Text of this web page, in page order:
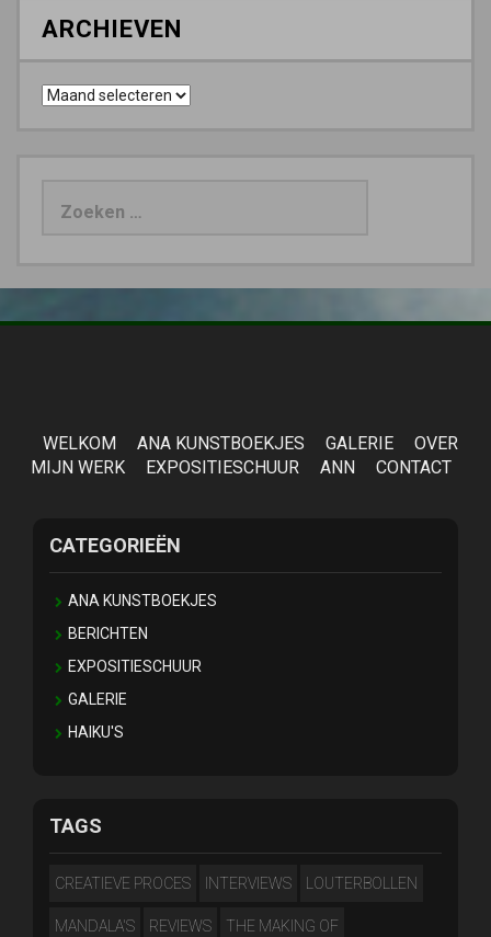
ARCHIEVEN
Archieven
WELKOM ANA KUNSTBOEKJES GALERIE
OVER
MIJN WERK
EXPOSITIESCHUUR ANN CONTACT
CATEGORIEËN
ANA KUNSTBOEKJES
BERICHTEN
EXPOSITIESCHUUR
GALERIE
HAIKU'S
TAGS
CREATIEVE PROCES INTERVIEWS LOUTERBOLLEN
MANDALA'S REVIEWS THE MAKING OF